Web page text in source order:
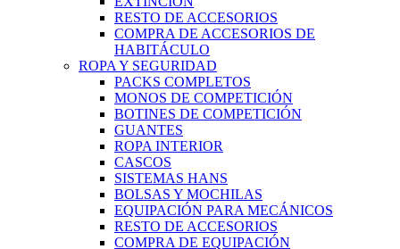
RESTO DE ACCESORIOS
COMPRA DE ACCESORIOS DE
HABITÁCULO
ROPA Y SEGURIDAD
PACKS COMPLETOS
MONOS DE COMPETICIÓN
BOTINES DE COMPETICIÓN
GUANTES
ROPA INTERIOR
CASCOS
SISTEMAS HANS
BOLSAS Y MOCHILAS
EQUIPACIÓN PARA MECÁNICOS
RESTO DE ACCESORIOS
COMPRA DE EQUIPACIÓN